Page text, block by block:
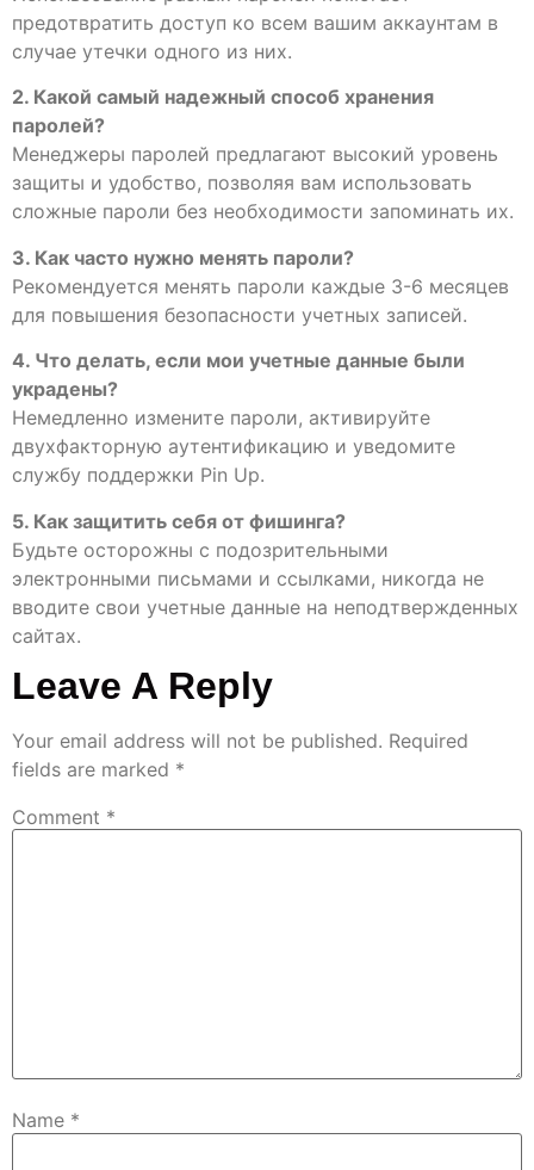
предотвратить доступ ко всем вашим аккаунтам в
случае утечки одного из них.
2. Какой самый надежный способ хранения
паролей?
Менеджеры паролей предлагают высокий уровень
защиты и удобство, позволяя вам использовать
сложные пароли без необходимости запоминать их.
3. Как часто нужно менять пароли?
Рекомендуется менять пароли каждые 3-6 месяцев
для повышения безопасности учетных записей.
4. Что делать, если мои учетные данные были
украдены?
Немедленно измените пароли, активируйте
двухфакторную аутентификацию и уведомите
службу поддержки Pin Up.
5. Как защитить себя от фишинга?
Будьте осторожны с подозрительными
электронными письмами и ссылками, никогда не
вводите свои учетные данные на неподтвержденных
сайтах.
Leave A Reply
Your email address will not be published. Required
fields are marked *
Comment *
Name *